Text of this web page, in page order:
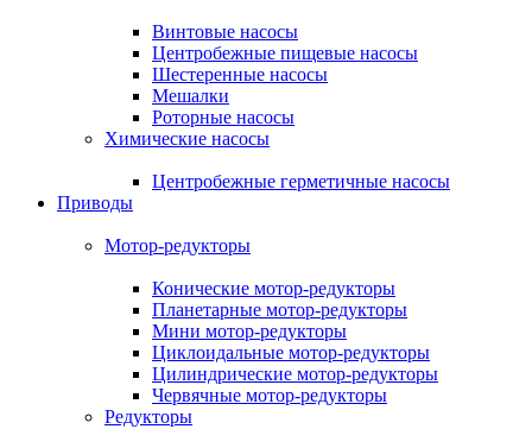
Винтовые насосы
Центробежные пищевые насосы
Шестеренные насосы
Мешалки
Роторные насосы
Химические насосы
Центробежные герметичные насосы
Приводы
Мотор-редукторы
Конические мотор-редукторы
Планетарные мотор-редукторы
Мини мотор-редукторы
Циклоидальные мотор-редукторы
Цилиндрические мотор-редукторы
Червячные мотор-редукторы
Редукторы